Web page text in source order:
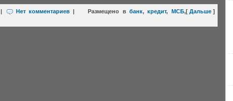
[Дальше ]
| Нет комментариев | Размещено в банк,кредит, МСБ,